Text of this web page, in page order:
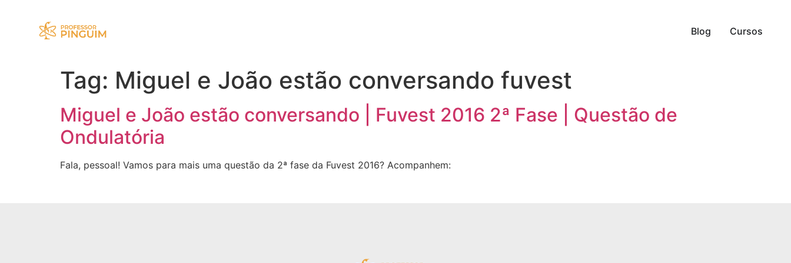
Blog Cursos
Tag: Miguel e João estão conversando fuvest
Miguel e João estão conversando | Fuvest 2016 2ª Fase | Questão de
Ondulatória
Fala, pessoal! Vamos para mais uma questão da 2ª fase da Fuvest 2016? Acompanhem: